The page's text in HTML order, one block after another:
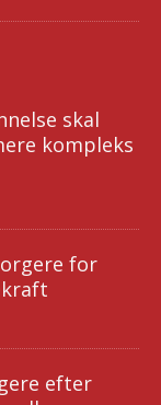
skal
kompleks
for
efter